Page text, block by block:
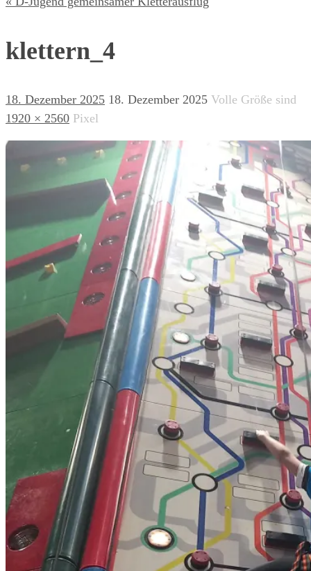
klettern_4
18. Dezember 2025 18. Dezember 2025 Volle Größe sind
1920 × 2560 Pixel